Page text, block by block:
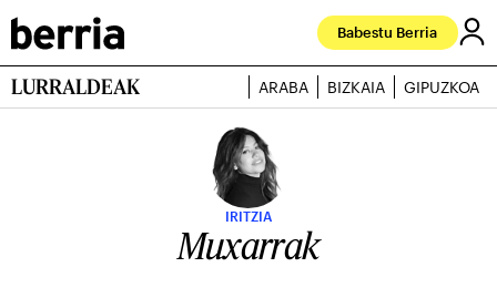
Babestu Berria
LURRALDEAK ARABA BIZKAIA GIPUZKOA
IRITZIA
Muxarrak